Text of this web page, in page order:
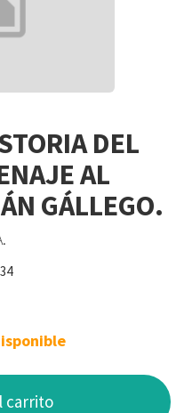
DEL
AL
GÁLLEGO.
carrito